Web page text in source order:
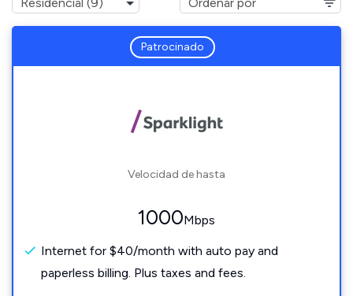
Patrocinado
Velocidad de hasta
1000Mbps
Internet for $40/month with auto pay and
paperless billing. Plus taxes and fees.